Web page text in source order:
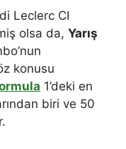
Leclerc CI
olsa da, Yarış
konusu
1’deki en
biri ve 50